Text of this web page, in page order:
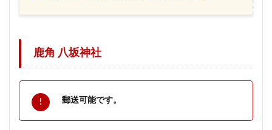
鹿角 八坂神社
郵送可能です。